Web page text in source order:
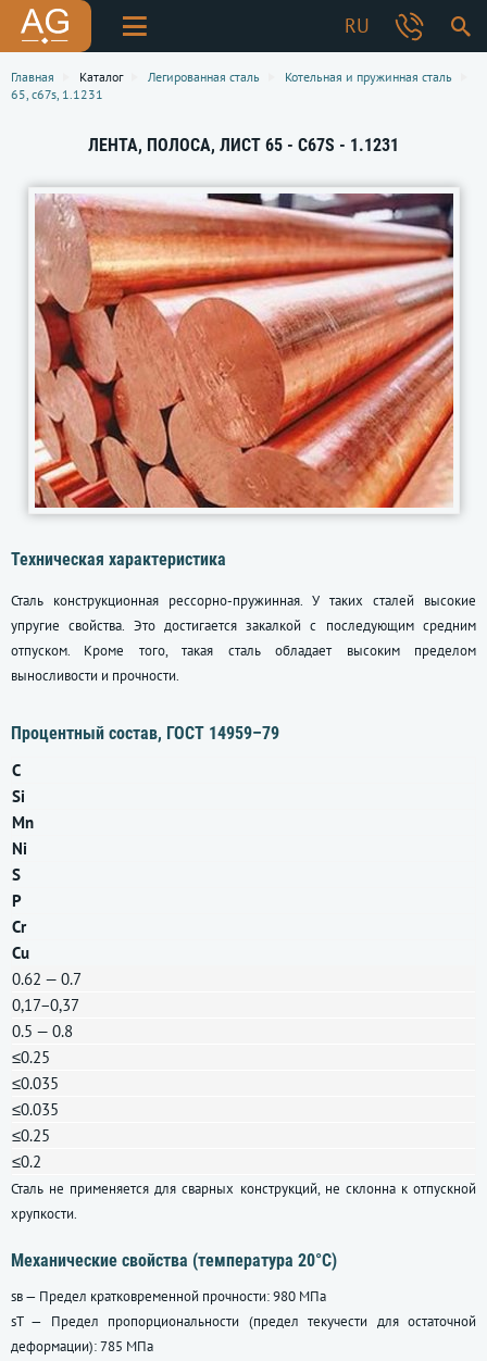
RU
Главная Каталог Легированная сталь
Котельная и пружинная сталь
65, c67s, 1.1231
ЛЕНТА, ПОЛОСА, ЛИСТ 65 - C67S - 1.1231
Техническая характеристика
Сталь конструкционная рессорно-пружинная. У таких сталей высокие
упругие свойства. Это достигается закалкой с последующим средним
отпуском. Кроме того, такая сталь обладает высоким пределом
выносливости и прочности.
Процентный состав, ГОСТ 14959–79
C
Si
Mn
Ni
S
P
Cr
Cu
0.62 — 0.7
0,17−0,37
0.5 — 0.8
≤0.25
≤0.035
≤0.035
≤0.25
≤0.2
Сталь не применяется для сварных конструкций, не склонна к отпускной
хрупкости.
Механические свойства (температура 20°С)
sв — Предел кратковременной прочности: 980 МПа
sT — Предел пропорциональности (предел текучести для остаточной
деформации): 785 МПа